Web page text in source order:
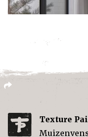
Texture